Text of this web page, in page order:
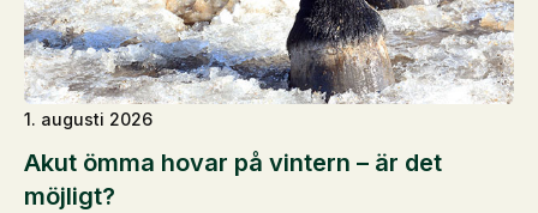
Akut ömma hovar på vintern – är det
möjligt?
1. augusti 2026